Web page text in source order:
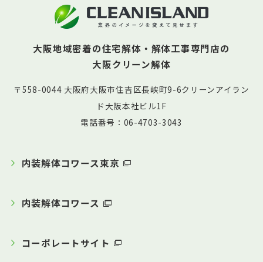
大阪地域密着の住宅解体・解体工事専門店の
大阪クリーン解体
〒558-0044 大阪府大阪市住吉区長峡町9-6クリーンアイラン
ド大阪本社ビル1F
電話番号：06-4703-3043
内装解体コワース東京
内装解体コワース
コーポレートサイト